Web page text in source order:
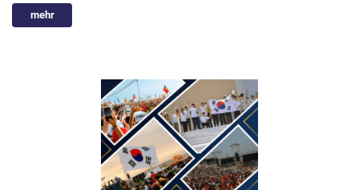
mehr